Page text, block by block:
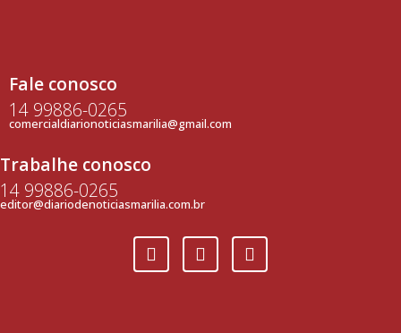
Fale conosco
14 99886-0265
comercialdiarionoticiasmarilia@gmail.com
Trabalhe conosco
14 99886-0265
editor@diariodenoticiasmarilia.com.br